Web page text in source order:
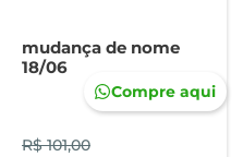
Compre aqui
mudança de nome
18/06
R$ 101,00